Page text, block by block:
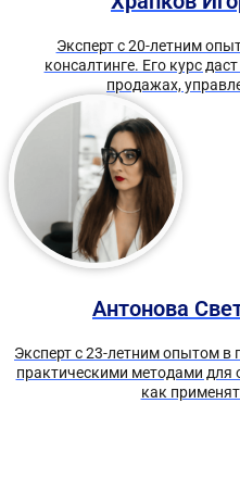
Эксперт с 20-летним
консалтинге. Его курс
продажах,
Антонова
Эксперт с 23-летним опытом в
практическими методами для
как